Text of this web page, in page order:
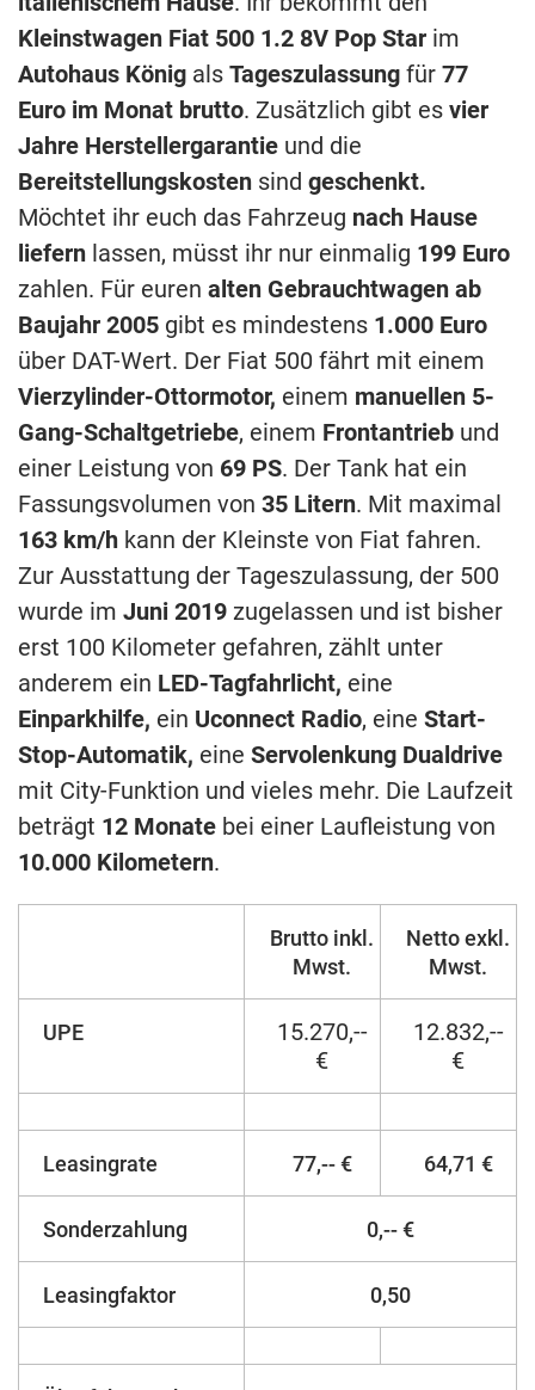
Kleinstwagen Fiat 500 1.2 8V Pop Star im
Autohaus König als Tageszulassung für 77
Euro im Monat brutto. Zusätzlich gibt es vier
Jahre Herstellergarantie und die
Bereitstellungskosten sind geschenkt.
Möchtet ihr euch das Fahrzeug nach Hause
liefern lassen, müsst ihr nur einmalig 199 Euro
zahlen. Für euren alten Gebrauchtwagen ab
Baujahr 2005 gibt es mindestens 1.000 Euro
über DAT-Wert. Der Fiat 500 fährt mit einem
Vierzylinder-Ottormotor, einem manuellen 5-
Gang-Schaltgetriebe, einem Frontantrieb und
einer Leistung von 69 PS. Der Tank hat ein
Fassungsvolumen von 35 Litern. Mit maximal
163 km/h kann der Kleinste von Fiat fahren.
Zur Ausstattung der Tageszulassung, der 500
wurde im Juni 2019 zugelassen und ist bisher
erst 100 Kilometer gefahren, zählt unter
anderem ein LED-Tagfahrlicht, eine
Einparkhilfe, ein Uconnect Radio, eine Start-
Stop-Automatik, eine Servolenkung Dualdrive
mit City-Funktion und vieles mehr. Die Laufzeit
beträgt 12 Monate bei einer Laufleistung von
10.000 Kilometern.
Brutto inkl.
Mwst.
Netto exkl.
Mwst.
UPE
15.270,--
€
12.832,--
€
Leasingrate 77,-- € 64,71 €
Sonderzahlung 0,-- €
Leasingfaktor 0,50